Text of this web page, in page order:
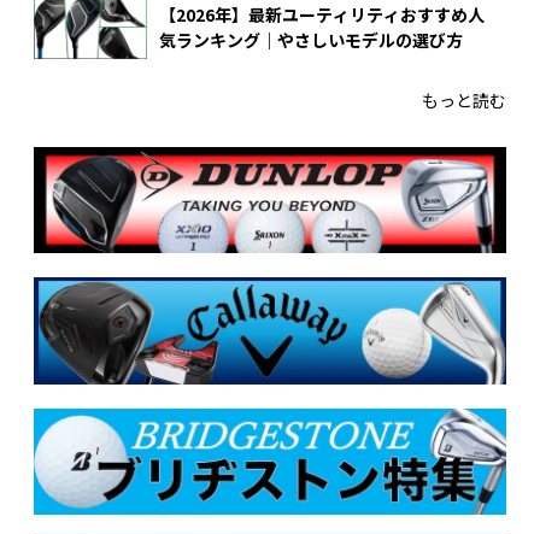
【2026年】最新ユーティリティおすすめ人
気ランキング｜やさしいモデルの選び方
もっと読む